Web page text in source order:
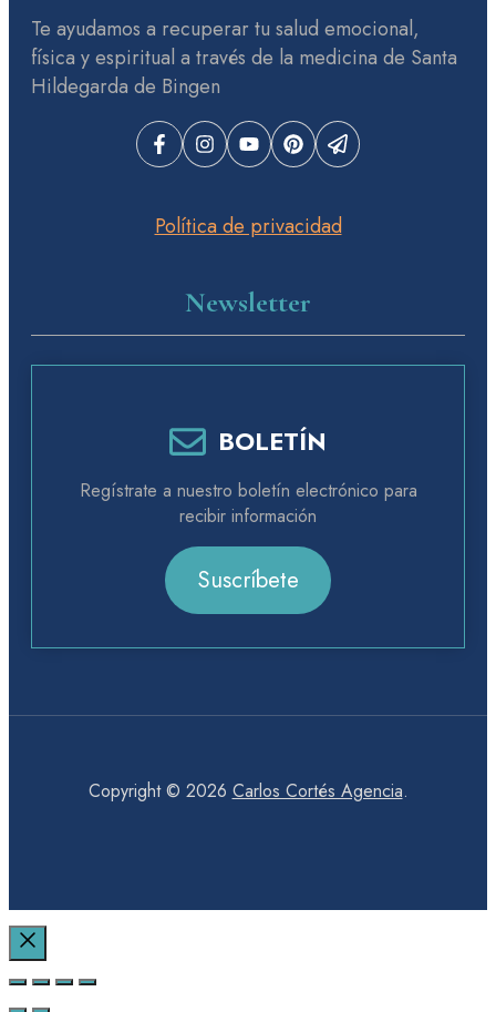
Te ayudamos a recuperar tu salud emocional,
física y espiritual a través de la medicina de Santa
Hildegarda de Bingen
Política de privacidad
Newsletter
BOLETÍN
Regístrate a nuestro boletín electrónico para
recibir información
Suscríbete
Copyright © 2026 Carlos Cortés Agencia.
Cerrar